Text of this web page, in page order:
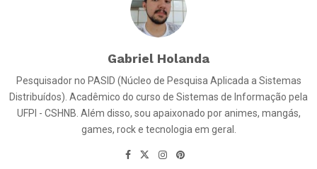
Gabriel Holanda
Pesquisador no PASID (Núcleo de Pesquisa Aplicada a Sistemas
Distribuídos). Acadêmico do curso de Sistemas de Informação pela
UFPI - CSHNB. Além disso, sou apaixonado por animes, mangás,
games, rock e tecnologia em geral.